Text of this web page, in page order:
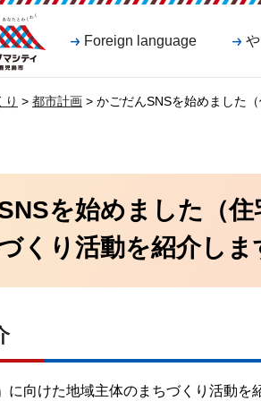
シティ
市
Foreign language
り > 都市計画 > かごだんSNSを始めました
を始めました（住
くり活動を紹介しま
に向けた地域主体のまちづくり活動を